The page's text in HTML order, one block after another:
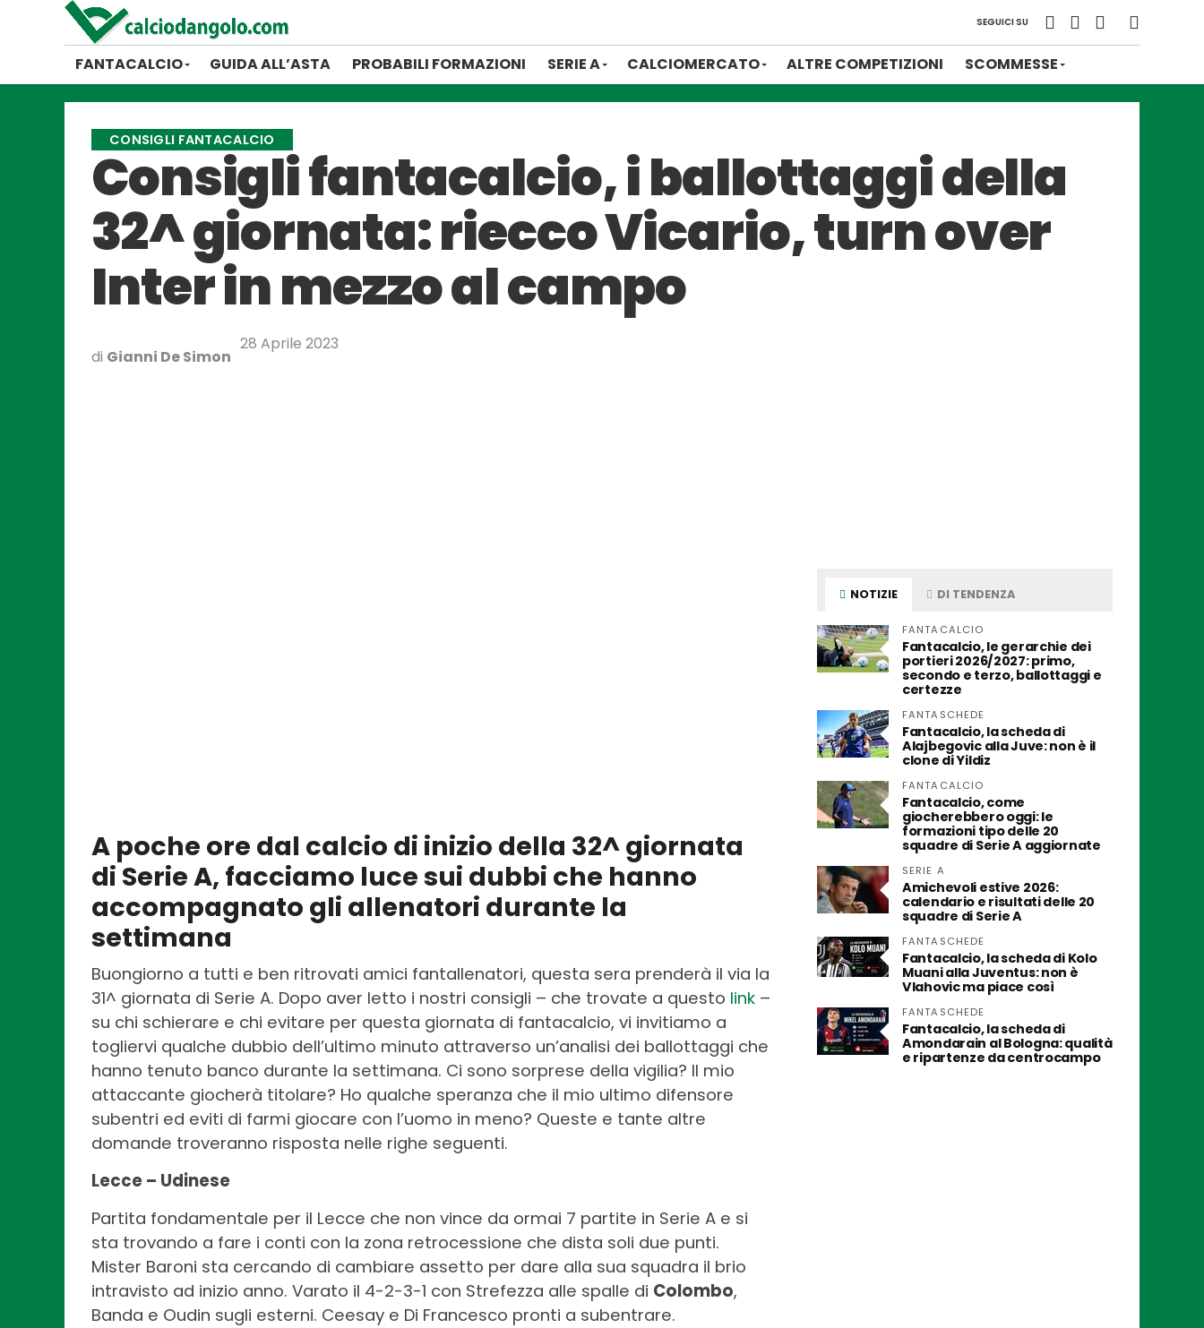
SEGUICI SU
FANTACALCIO GUIDA ALL’ASTA PROBABILI FORMAZIONI SERIE A CALCIOMERCATO ALTRE COMPETIZIONI SCOMMESSE
CONSIGLI FANTACALCIO
Consigli fantacalcio, i ballottaggi della
32^ giornata: riecco Vicario, turn over
Inter in mezzo al campo
di Gianni De Simon
28 Aprile 2023
A poche ore dal calcio di inizio della 32^ giornata
di Serie A, facciamo luce sui dubbi che hanno
accompagnato gli allenatori durante la
settimana
Buongiorno a tutti e ben ritrovati amici fantallenatori, questa sera prenderà il via la
31^ giornata di Serie A. Dopo aver letto i nostri consigli – che trovate a questo link –
su chi schierare e chi evitare per questa giornata di fantacalcio, vi invitiamo a
togliervi qualche dubbio dell’ultimo minuto attraverso un’analisi dei ballottaggi che
hanno tenuto banco durante la settimana. Ci sono sorprese della vigilia? Il mio
attaccante giocherà titolare? Ho qualche speranza che il mio ultimo difensore
subentri ed eviti di farmi giocare con l’uomo in meno? Queste e tante altre
domande troveranno risposta nelle righe seguenti.
Lecce – Udinese
Partita fondamentale per il Lecce che non vince da ormai 7 partite in Serie A e si
sta trovando a fare i conti con la zona retrocessione che dista soli due punti.
Mister Baroni sta cercando di cambiare assetto per dare alla sua squadra il brio
intravisto ad inizio anno. Varato il 4-2-3-1 con Strefezza alle spalle di Colombo,
Banda e Oudin sugli esterni. Ceesay e Di Francesco pronti a subentrare.
NOTIZIE DI TENDENZA
FANTACALCIO
Fantacalcio, le gerarchie dei
portieri 2026/2027: primo,
secondo e terzo, ballottaggi e
certezze
FANTASCHEDE
Fantacalcio, la scheda di
Alajbegovic alla Juve: non è il
clone di Yildiz
FANTACALCIO
Fantacalcio, come
giocherebbero oggi: le
formazioni tipo delle 20
squadre di Serie A aggiornate
SERIE A
Amichevoli estive 2026:
calendario e risultati delle 20
squadre di Serie A
FANTASCHEDE
Fantacalcio, la scheda di Kolo
Muani alla Juventus: non è
Vlahovic ma piace così
FANTASCHEDE
Fantacalcio, la scheda di
Amondarain al Bologna: qualità
e ripartenze da centrocampo